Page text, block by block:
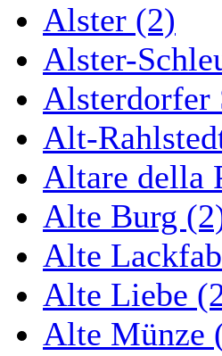
Alster (2)
Alster-
Alsterdorfer
Alt-
Altare della
Alte Burg
Alte
Alte Liebe
Alte Münze